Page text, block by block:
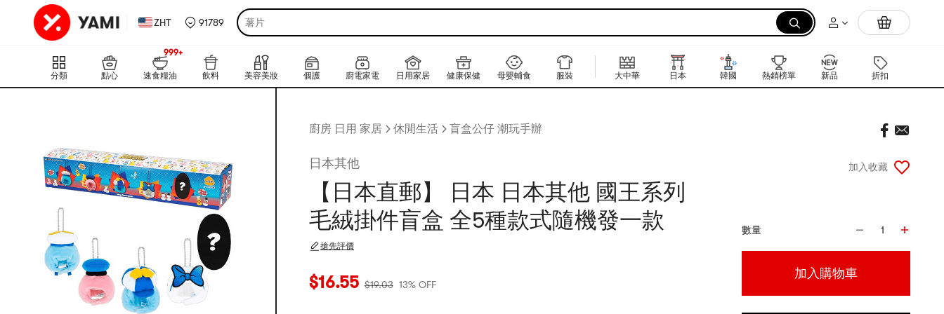
ZHT 91789 薯片 拉麵
分類 點心 速食糧油
上新
999+
飲料
美容美妝 個護 廚電家電 日用家居 健康保健 母嬰輔食 服裝 大中華 日本 韓國 熱銷榜單 新品 折扣
廚房 日用 家居 休閒生活 盲盒公仔 潮玩手辦
日本其他
【日本直郵】 日本 日本其他 國王系列
毛絨掛件盲盒 全5種款式隨機發一款
搶先評價
當前價格：$16.55
$16.55 $19.03 13% OFF
加入收藏
數量 1
加入購物車